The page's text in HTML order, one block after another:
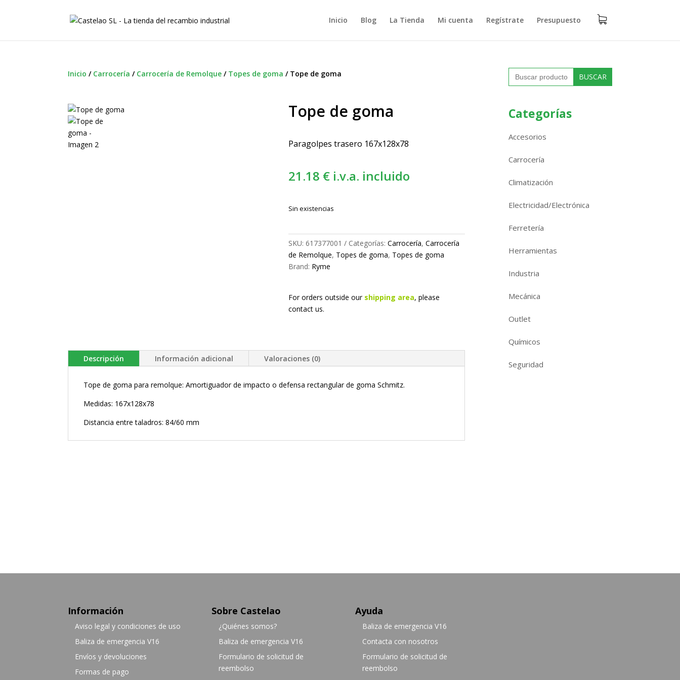
Inicio Blog La Tienda Mi cuenta Regístrate Presupuesto
Inicio / Carrocería / Carrocería de Remolque / Topes de goma / Tope de goma
Tope de goma
Paragolpes trasero 167x128x78
21.18 € i.v.a. incluido
Sin existencias
SKU: 617377001 Categorías: Carrocería, Carrocería
de Remolque, Topes de goma, Topes de goma
Brand: Ryme
For orders outside our shipping area, please
contact us.
Descripción Información adicional Valoraciones (0)
Tope de goma para remolque: Amortiguador de impacto o defensa rectangular de goma Schmitz.
Medidas: 167x128x78
Distancia entre taladros: 84/60 mm
Buscar:
Categorías
Accesorios
Carrocería
Climatización
Electricidad/Electrónica
Ferretería
Herramientas
Industria
Mecánica
Outlet
Químicos
Seguridad
Información
Aviso legal y condiciones de uso
Baliza de emergencia V16
Envíos y devoluciones
Formas de pago
Sobre Castelao
¿Quiénes somos?
Baliza de emergencia V16
Formulario de solicitud de
reembolso
Ayuda
Baliza de emergencia V16
Contacta con nosotros
Formulario de solicitud de
reembolso